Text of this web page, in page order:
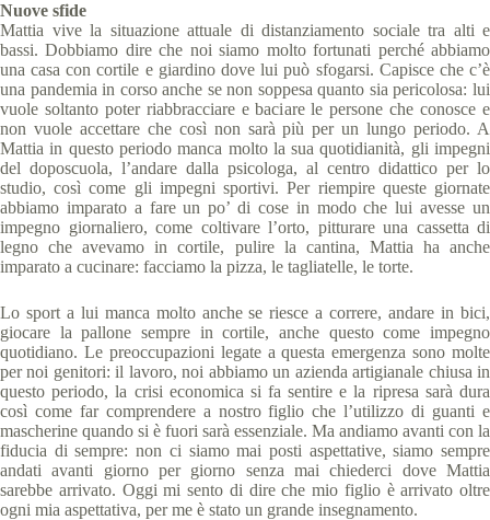
Nuove sfide
Mattia vive la situazione attuale di distanziamento sociale tra alti e
bassi. Dobbiamo dire che noi siamo molto fortunati perché abbiamo
una casa con cortile e giardino dove lui può sfogarsi. Capisce che c’è
una pandemia in corso anche se non soppesa quanto sia pericolosa: lui
vuole soltanto poter riabbracciare e baciare le persone che conosce e
non vuole accettare che così non sarà più per un lungo periodo. A
Mattia in questo periodo manca molto la sua quotidianità, gli impegni
del doposcuola, l’andare dalla psicologa, al centro didattico per lo
studio, così come gli impegni sportivi. Per riempire queste giornate
abbiamo imparato a fare un po’ di cose in modo che lui avesse un
impegno giornaliero, come coltivare l’orto, pitturare una cassetta di
legno che avevamo in cortile, pulire la cantina, Mattia ha anche
imparato a cucinare: facciamo la pizza, le tagliatelle, le torte.
Lo sport a lui manca molto anche se riesce a correre, andare in bici,
giocare la pallone sempre in cortile, anche questo come impegno
quotidiano. Le preoccupazioni legate a questa emergenza sono molte
per noi genitori: il lavoro, noi abbiamo un azienda artigianale chiusa in
questo periodo, la crisi economica si fa sentire e la ripresa sarà dura
così come far comprendere a nostro figlio che l’utilizzo di guanti e
mascherine quando si è fuori sarà essenziale. Ma andiamo avanti con la
fiducia di sempre: non ci siamo mai posti aspettative, siamo sempre
andati avanti giorno per giorno senza mai chiederci dove Mattia
sarebbe arrivato. Oggi mi sento di dire che mio figlio è arrivato oltre
ogni mia aspettativa, per me è stato un grande insegnamento.